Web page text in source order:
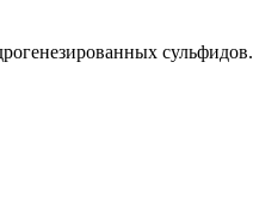
сульфидов.